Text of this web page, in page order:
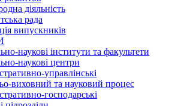
діяльність
рада
випускників
наукові інститути та факультети
наукові центри
управлінські
виховний та науковий процес
господарські